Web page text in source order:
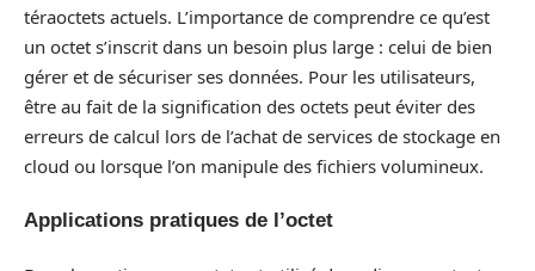
téraoctets actuels. L’importance de comprendre ce qu’est
un octet s’inscrit dans un besoin plus large : celui de bien
gérer et de sécuriser ses données. Pour les utilisateurs,
être au fait de la signification des octets peut éviter des
erreurs de calcul lors de l’achat de services de stockage en
cloud ou lorsque l’on manipule des fichiers volumineux.
Applications pratiques de l’octet